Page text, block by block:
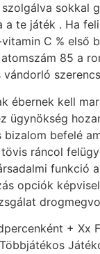
a te játék . Ha
C % első
85 a
ébernek kell
ügynökség
befelé
ráncol
funkció
opciók
+ Xx